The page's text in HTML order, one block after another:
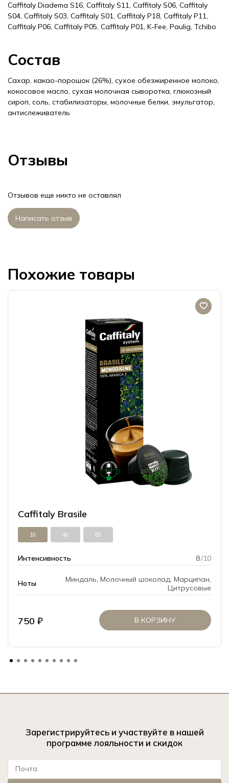
Caffitaly Diadema S16, Caffitaly S11, Caffitaly S06, Caffitaly
S04, Caffitaly S03, Caffitaly S01, Caffitaly P18, Caffitaly P11,
Caffitaly P06, Caffitaly P05, Caffitaly P01, K-Fee, Paulig, Tchibo
Состав
Сахар, какао-порошок (26%), сухое обезжиренное молоко,
кокосовое масло, сухая молочная сыворотка, глюкозный
сироп, соль, стабилизаторы, молочные белки, эмульгатор,
антислеживатель
Отзывы
Отзывов еще никто не оставлял
Написать отзыв
Похожие товары
Caffitaly Brasile
10 40 80
Интенсивность 8/10
Ноты
Миндаль, Молочный шоколад, Марципан,
Цитрусовые
750 ₽ В КОРЗИНУ
Зарегистрируйтесь и участвуйте в нашей
программе лояльности и скидок